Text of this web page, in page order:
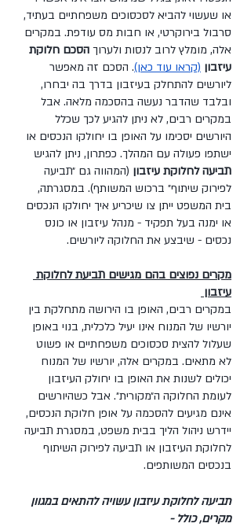
או שעשוי להביא לסכסוכים משפחתיים בעתיד,
סרבול בירוקרטי, או חבות מס עודפת. במקרים
אלה, מומלץ לרוב לנסות ולערוך הסכם חלוקת
עיזבון (קראו עוד כאן). הסכם זה מאפשר
ליורשים להתחלק בעיזבון בדרך בה יבחרו,
ובלבד שהדבר נעשה בהסכמה מלאה. אבל
במקרים רבים, לא ניתן להגיע לכך שכלל
היורשים יסכימו על האופן בו יחולקו הנכסים או
ישתפו פעולה עם המהלך. כפתרון, ניתן להגיש
תביעה לחלוקת עיזבון (המהווה גם ״תביעה
לפירוק שיתוף״ ברכוש המשותף). במסגרתה,
בית המשפט ייתן צו שיכריע איך יחולקו הנכסים
או ימנה בעל תפקיד - מנהל עיזבון או כונס
נכסים - שיבצע את החלוקה ליורשים.
מקרים נפוצים בהם מגישים תביעת לחלוקת
עיזבון
במקרים רבים, האופן בו הירושה מתחלקת בין
יורשיו של המנוח אינו יעיל כלכלית, בנוי באופן
שעלול להצית סכסוכים משפחתיים או פשוט
לא מתאים. במקרים אלה, יורשיו של המנוח
יכולים לשנות את האופן בו יחולק העיזבון
לעומת החלוקה ה״מקורית״. אבל כשהיורשים
אינם מגיעים להסכמה על אופן חלוקת הנכסים,
יידרש ניהול הליך בבית משפט, במסגרת תביעה
לחלוקת העיזבון או תביעה לפירוק השיתוף
בנכסים המשותפים.
תביעה לחלוקת עיזבון עשויה להתאים במגוון
מקרים, כולל -